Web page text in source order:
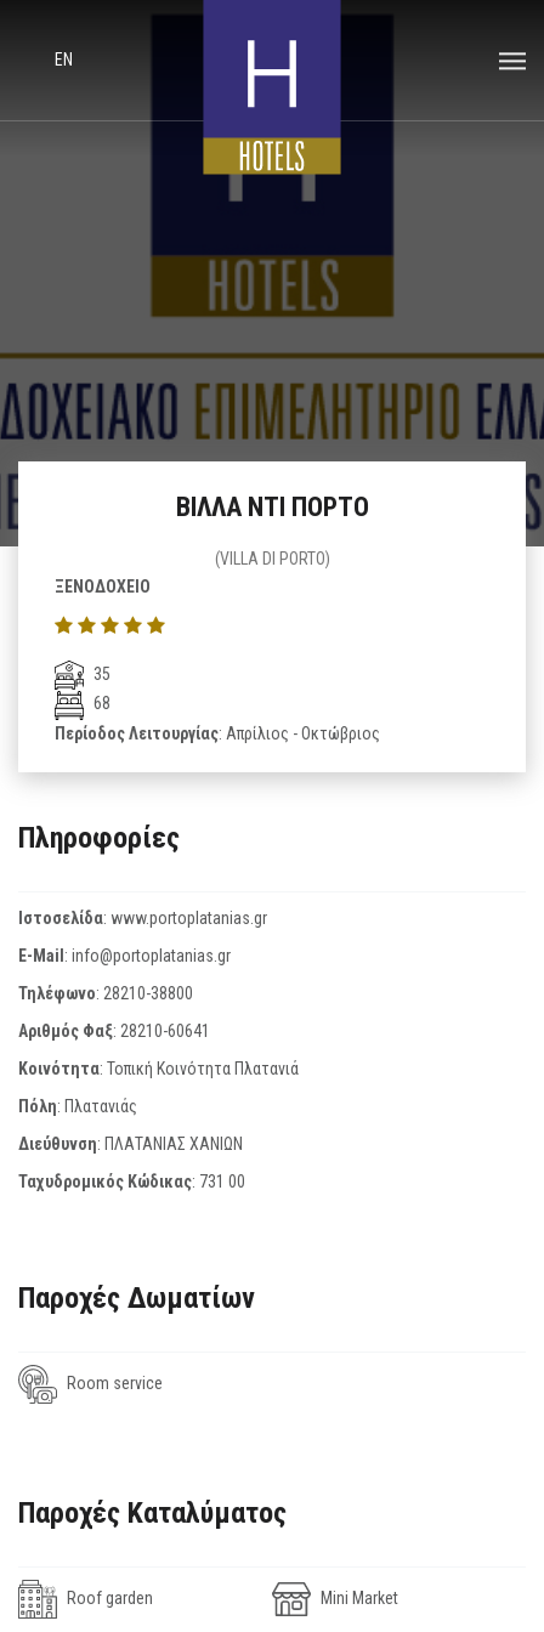
EN
ΒΙΛΛΑ ΝΤΙ ΠΟΡΤΟ
(VILLA DI PORTO)
ΞΕΝΟΔΟΧΕΙΟ
35
68
Περίοδος Λειτουργίας: Απρίλιος - Οκτώβριος
Πληροφορίες
Ιστοσελίδα: www.portoplatanias.gr
E-Mail: info@portoplatanias.gr
Τηλέφωνο: 28210-38800
Αριθμός Φαξ: 28210-60641
Κοινότητα: Τοπική Κοινότητα Πλατανιά
Πόλη: Πλατανιάς
Διεύθυνση: ΠΛΑΤΑΝΙΑΣ ΧΑΝΙΩΝ
Ταχυδρομικός Κώδικας: 731 00
Παροχές Δωματίων
Room service
Παροχές Καταλύματος
Roof garden Mini Market